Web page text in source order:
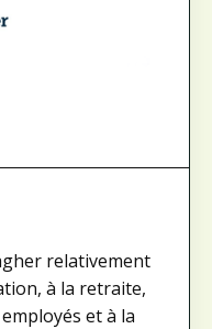
relativement
à la retraite,
et à la